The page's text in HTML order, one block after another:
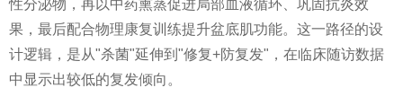
性分泌物，再以中药熏蒸促进局部血液循环、巩固抗炎效
果，最后配合物理康复训练提升盆底肌功能。这一路径的设
计逻辑，是从"杀菌"延伸到"修复+防复发"，在临床随访数据
中显示出较低的复发倾向。